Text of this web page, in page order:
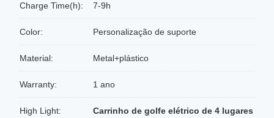
Charge Time(h): 7-9h
Color: Personalização de suporte
Material: Metal+plástico
Warranty: 1 ano
High Light: Carrinho de golfe elétrico de 4 lugares